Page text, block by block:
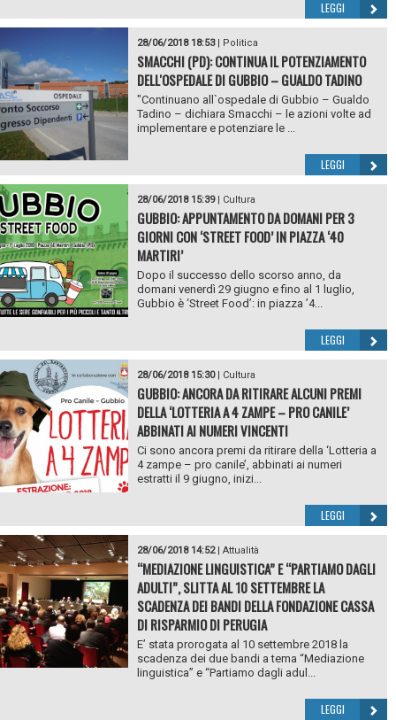
LEGGI
28/06/2018 18:53| Politica
SMACCHI (PD): CONTINUA IL POTENZIAMENTO
DELL'OSPEDALE DI GUBBIO – GUALDO TADINO
"Continuano all`ospedale di Gubbio – Gualdo
Tadino – dichiara Smacchi – le azioni volte ad
implementare e potenziare le ...
LEGGI
28/06/2018 15:39| Cultura
GUBBIO: APPUNTAMENTO DA DOMANI PER 3
GIORNI CON ‘STREET FOOD’ IN PIAZZA ‘40
MARTIRI’
Dopo il successo dello scorso anno, da
domani venerdì 29 giugno e fino al 1 luglio,
Gubbio è ‘Street Food’: in piazza ’4...
LEGGI
28/06/2018 15:30| Cultura
GUBBIO: ANCORA DA RITIRARE ALCUNI PREMI
DELLA ‘LOTTERIA A 4 ZAMPE – PRO CANILE’
ABBINATI AI NUMERI VINCENTI
Ci sono ancora premi da ritirare della ‘Lotteria a
4 zampe – pro canile’, abbinati ai numeri
estratti il 9 giugno, inizi...
LEGGI
28/06/2018 14:52| Attualità
“MEDIAZIONE LINGUISTICA” E “PARTIAMO DAGLI
ADULTI”, SLITTA AL 10 SETTEMBRE LA
SCADENZA DEI BANDI DELLA FONDAZIONE CASSA
DI RISPARMIO DI PERUGIA
E’ stata prorogata al 10 settembre 2018 la
scadenza dei due bandi a tema “Mediazione
linguistica” e “Partiamo dagli adul...
LEGGI